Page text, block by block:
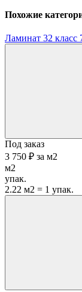
Похожие
Ламинат 32 класс
Под заказ
3 750 ₽ за м2
м2
упак.
2.22 м2 = 1 упак.